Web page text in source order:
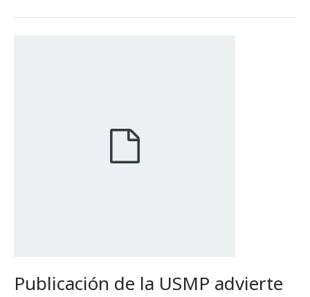
Publicación de la USMP advierte